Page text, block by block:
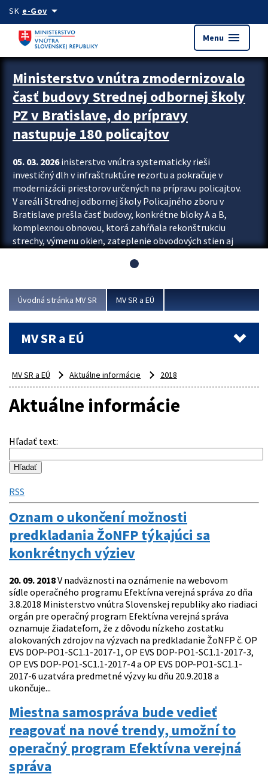
Preskocit na hlavný obsah
SK e-Govarrow_drop_down
Menu menu
Ministerstvo vnútra zmodernizovalo
časť budovy Strednej odbornej školy
PZ v Bratislave, do prípravy
nastupuje 180 policajtov
05. 03. 2026inisterstvo vnútra systematicky rieši
investičný dlh v infraštruktúre rezortu a pokračuje v
modernizácii priestorov určených na prípravu policajtov.
V areáli Strednej odbornej školy Policajného zboru v
Bratislave prešla časť budovy, konkrétne bloky A a B,
komplexnou obnovou, ktorá zahŕňala rekonštrukciu
strechy, výmenu okien, zateplenie obvodových stien aj
aj interiéru, kde vznikli nové učebne a moderné
Viac
Úvodná stránka MV SR MV SR a EÚ
MV SR a EÚ
MV SR a EÚ Aktuálne informácie 2018
Aktuálne informácie
Hľadať text:
RSS
Oznam o ukončení možnosti
predkladania ŽoNFP týkajúci sa
konkrétnych výziev
20. 09. 2018V nadväznosti na oznámenie na webovom
sídle operačného programu Efektívna verejná správa zo dňa
3.8.2018 Ministerstvo vnútra Slovenskej republiky ako riadiaci
orgán pre operačný program Efektívna verejná správa
oznamuje žiadateľom, že z dôvodu nízkeho zostatku
alokovaných zdrojov na výzvach na predkladanie ŽoNFP č. OP
EVS DOP-PO1-SC1.1-2017-1, OP EVS DOP-PO1-SC1.1-2017-3,
OP EVS DOP-PO1-SC1.1-2017-4 a OP EVS DOP-PO1-SC1.1-
2017-6 uzatvára predmetné výzvy ku dňu 20.9.2018 a
ukončuje...
Miestna samospráva bude vedieť
reagovať na nové trendy, umožní to
operačný program Efektívna verejná
správa